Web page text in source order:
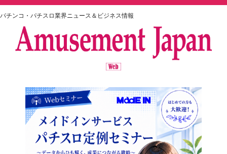
パチンコ・パチスロ業界ニュース＆ビジネス情報